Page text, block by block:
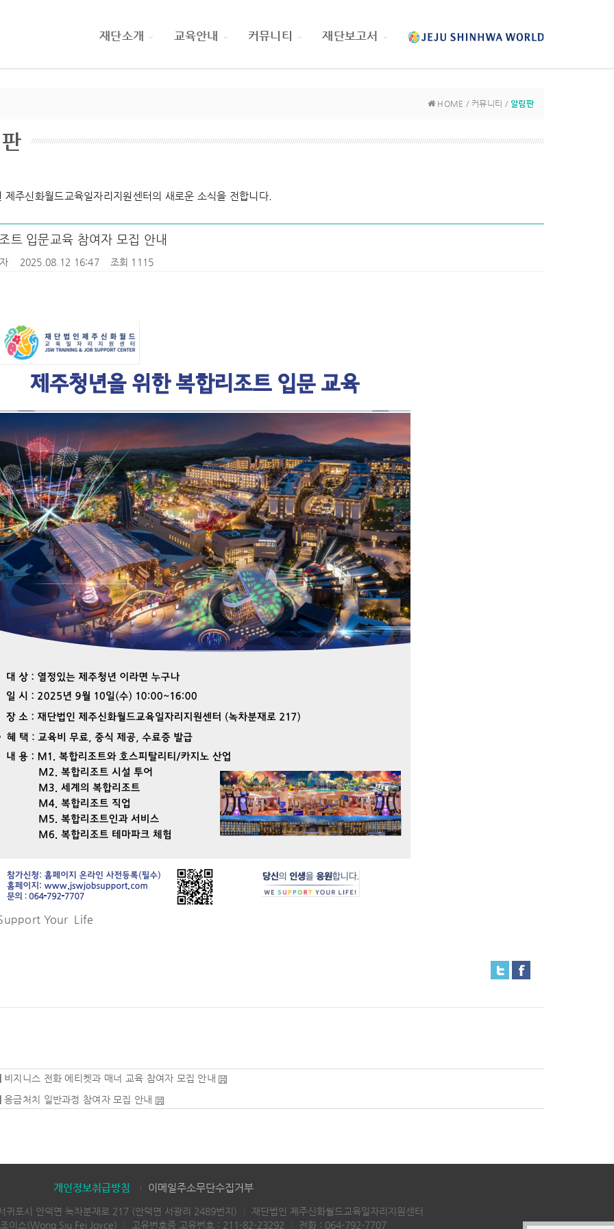
재단소개 교육안내 커뮤니티 재단보고서
HOME / 커뮤니티 / 알림판
제주신화월드교육일자리지원센터의 새로운 소식을 전합니다.
트 입문교육 참여자 모집 안내
2025.08.12 16:47 조회 1115
Your Life
비지니스 전화 에티켓과 매너 교육 참여자 모집 안내
|응급처치 일반과정 참여자 모집 안내
개인정보취급방침 이메일주소무단수집거부
귀포시 안덕면 녹차분재로 217 (안덕면 서광리 2489번지)
재단법인 제주신화월드교육일자리지원센터
이스(Wong Siu Fei Joyce)
고유번호증 고유번호 : 211-82-23292 전화 : 064-792-7707